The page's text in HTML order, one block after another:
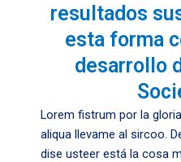
resultados
esta forma
desarrollo
Lorem fistrum por la
aliqua llevame al sircoo.
dise usteer está la cosa